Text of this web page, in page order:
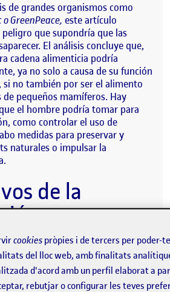
de grandes organismos como
GreenPeace, este artículo
que supondría que las
El análisis concluye que,
cadena alimenticia podría
ya no solo a causa de su función
no también por ser el alimento
de pequeños mamíferos. Hay
el hombre podría tomar para
como controlar el uso de
medidas para preservar y
naturales o impulsar la
de la
enfoca en la situación actual de
que su posible extinción tendría
importancia de estos
para nuestra
cookiespròpies i de tercers per poder-
del lloc web, amb finalitats
d'acord amb un perfil elaborat a
rebutjar o configurar les teves